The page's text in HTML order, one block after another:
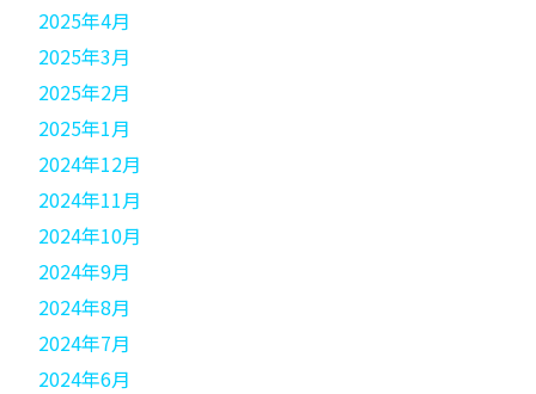
2025年4月
2025年3月
2025年2月
2025年1月
2024年12月
2024年11月
2024年10月
2024年9月
2024年8月
2024年7月
2024年6月